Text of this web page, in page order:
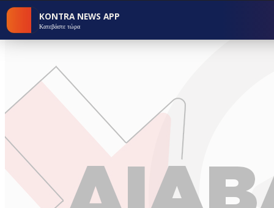
KONTRA NEWS APP
Κατεβάστε τώρα